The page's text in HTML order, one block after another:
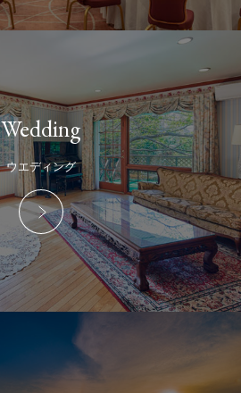
Wedding
ウエディング